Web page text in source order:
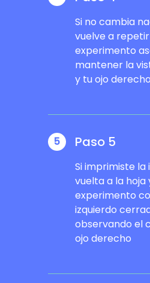
Si no cambia
vuelve a
experimento
mantener la
y tu ojo
5 Paso 5
Si imprimiste la
vuelta a la hoja
experimento
izquierdo
observando el
ojo derecho